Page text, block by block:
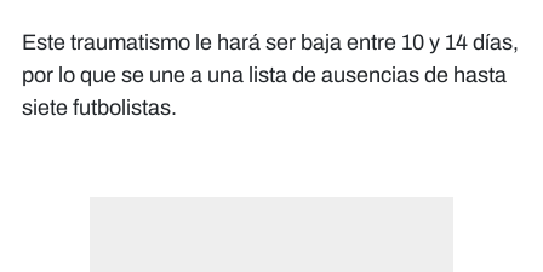
Este traumatismo le hará ser baja entre 10 y 14 días,
por lo que se une a una lista de ausencias de hasta
siete futbolistas.